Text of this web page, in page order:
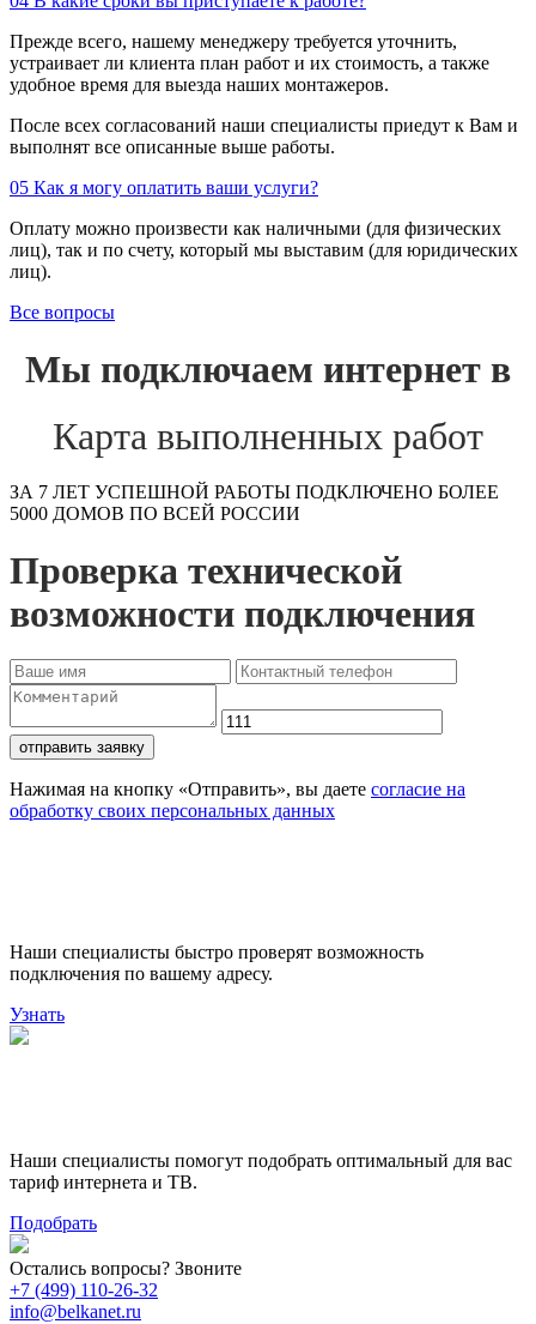
Прежде всего, нашему менеджеру требуется уточнить,
устраивает ли клиента план работ и их стоимость, а также
удобное время для выезда наших монтажеров.
После всех согласований наши специалисты приедут к Вам и
выполнят все описанные выше работы.
05 Как я могу оплатить ваши услуги?
Оплату можно произвести как наличными (для физических
лиц), так и по счету, который мы выставим (для юридических
лиц).
Все вопросы
Мы подключаем интернет в
Карта выполненных работ
ЗА 7 ЛЕТ УСПЕШНОЙ РАБОТЫ ПОДКЛЮЧЕНО БОЛЕЕ
5000 ДОМОВ ПО ВСЕЙ РОССИИ
Проверка технической
возможности подключения
отправить заявку
Нажимая на кнопку «Отправить», вы даете согласие на
обработку своих персональных данных
Наши специалисты быстро проверят возможность
подключения по вашему адресу.
Узнать
Наши специалисты помогут подобрать оптимальный для вас
тариф интернета и ТВ.
Подобрать
Остались вопросы? Звоните
+7 (499) 110-26-32
info@belkanet.ru